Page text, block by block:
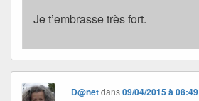
Je t’embrasse très fort.
D@netdans09/04/2015 à 08:49